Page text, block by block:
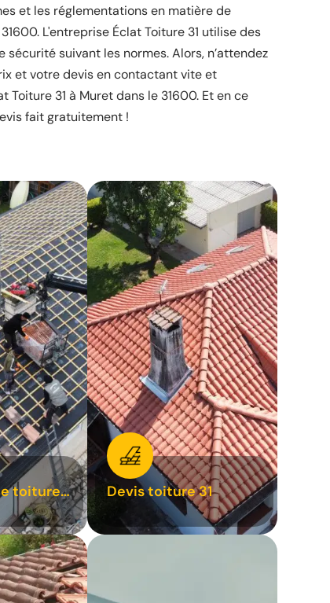
et les réglementations en matière de
L'entreprise Éclat Toiture 31 utilise des
suivant les normes. Alors, n’attendez
et votre devis en contactant vite et
Toiture 31 à Muret dans le 31600. Et en ce
fait gratuitement !
toiture
Devis toiture 31